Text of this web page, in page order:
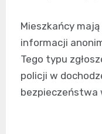
Mieszkańcy
informacji
Tego typu
policji w
bezpieczeństwa